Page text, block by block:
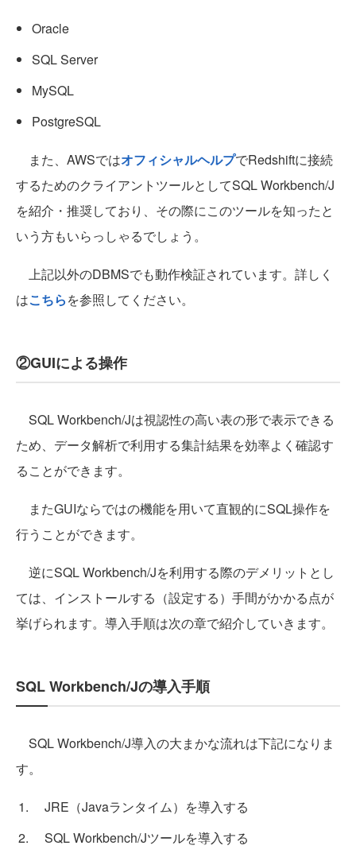
Oracle
SQL Server
MySQL
PostgreSQL
また、AWSではオフィシャルヘルプでRedshiftに接続
するためのクライアントツールとしてSQL Workbench/J
を紹介・推奨しており、その際にこのツールを知ったと
いう方もいらっしゃるでしょう。
上記以外のDBMSでも動作検証されています。詳しく
はこちらを参照してください。
②GUIによる操作
SQL Workbench/Jは視認性の高い表の形で表示できる
ため、データ解析で利用する集計結果を効率よく確認す
ることができます。
またGUIならではの機能を用いて直観的にSQL操作を
行うことができます。
逆にSQL Workbench/Jを利用する際のデメリットとし
ては、インストールする（設定する）手間がかかる点が
挙げられます。導入手順は次の章で紹介していきます。
SQL Workbench/Jの導入手順
SQL Workbench/J導入の大まかな流れは下記になりま
す。
JRE（Javaランタイム）を導入する
SQL Workbench/Jツールを導入する